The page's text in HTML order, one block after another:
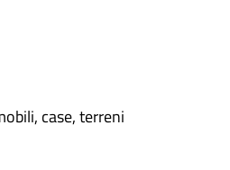
case, terreni